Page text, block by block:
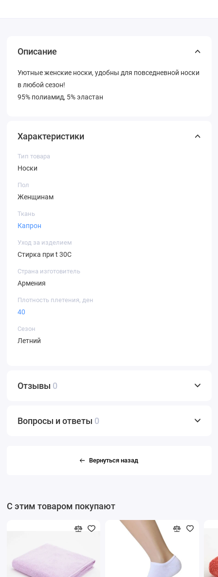
Описание
Уютные женские носки, удобны для повседневной носки
в любой сезон!
95% полиамид, 5% эластан
Характеристики
Тип товара
Носки
Пол
Женщинам
Ткань
Капрон
Уход за изделием
Стирка при t 30С
Страна изготовитель
Армения
Плотность плетения, ден
40
Сезон
Летний
Отзывы 0
Вопросы и ответы 0
Вернуться назад
С этим товаром покупают